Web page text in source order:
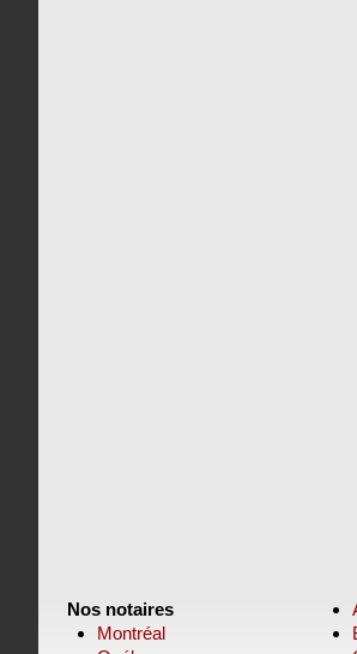
Nos notaires
Montréal